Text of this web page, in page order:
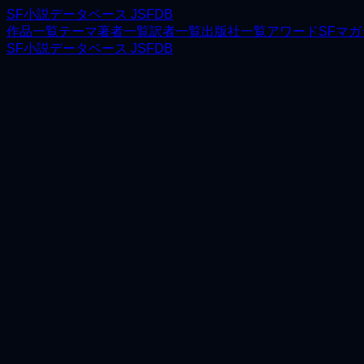
SF小説データベース JSFDB
作品一覧テーマ著者一覧訳者一覧出版社一覧アワードSFマガ
SF小説データベース JSFDB